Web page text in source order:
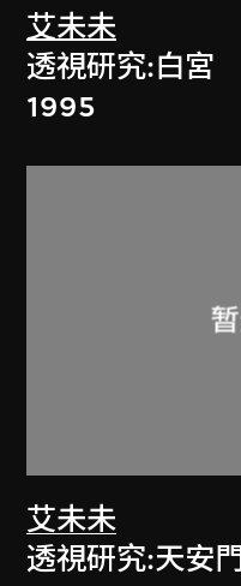
艾未未
透視研究:白宮
1995
艾未未
透視研究:天安門